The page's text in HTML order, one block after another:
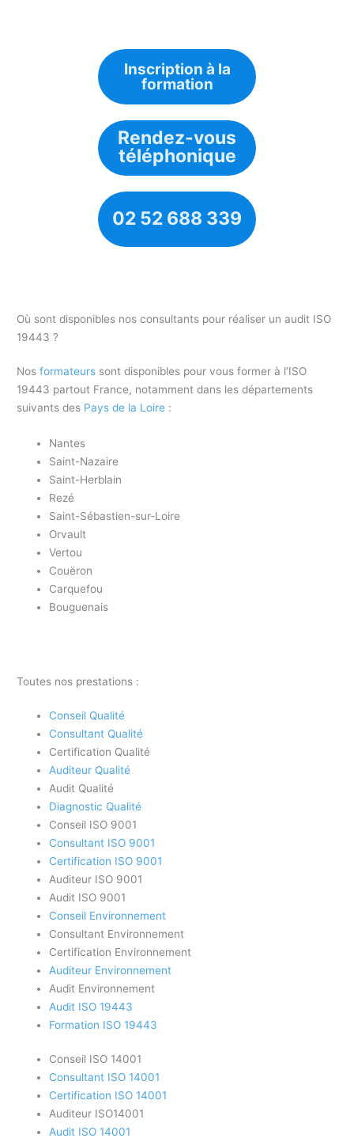
Inscription à la
formation
Rendez-vous
téléphonique
02 52 688 339
Où sont disponibles nos consultants pour réaliser un audit ISO
19443 ?
Nosformateurs sont disponibles pour vous former à l’ISO
19443 partout France, notamment dans les départements
suivants des Pays de la Loire :
Nantes
Saint-Nazaire
Saint-Herblain
Rezé
Saint-Sébastien-sur-Loire
Orvault
Vertou
Couëron
Carquefou
Bouguenais
Toutes nos prestations :
Conseil Qualité
Consultant Qualité
Certification Qualité
Auditeur Qualité
Audit Qualité
Diagnostic Qualité
Conseil ISO 9001
Consultant ISO 9001
Certification ISO 9001
Auditeur ISO 9001
Audit ISO 9001
Conseil Environnement
Consultant Environnement
Certification Environnement
Auditeur Environnement
Audit Environnement
Audit ISO 19443
Formation ISO 19443
Conseil ISO 14001
Consultant ISO 14001
Certification ISO 14001
Auditeur ISO14001
Audit ISO 14001